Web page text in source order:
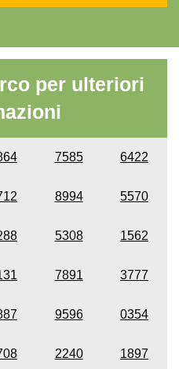
per ulteriori
7585 6422
8994 5570
5308 1562
7891 3777
9596 0354
2240 1897